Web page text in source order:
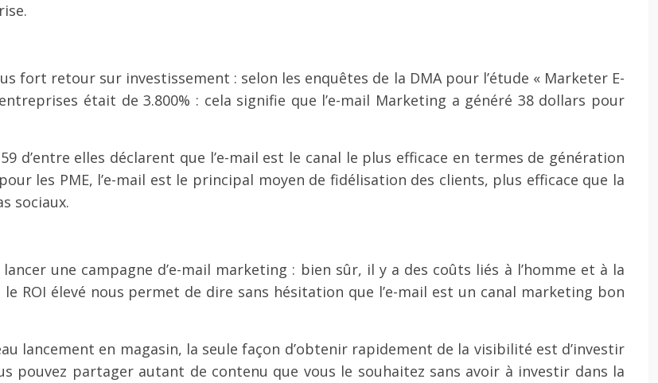
fort retour sur investissement : selon les enquêtes de la DMA pour l’étude « Marketer E-
était de 3.800% : cela signifie que l’e-mail Marketing a généré 38 dollars pour
d’entre elles déclarent que l’e-mail est le canal le plus efficace en termes de génération
les PME, l’e-mail est le principal moyen de fidélisation des clients, plus efficace que la
sociaux.
une campagne d’e-mail marketing : bien sûr, il y a des coûts liés à l’homme et à la
ROI élevé nous permet de dire sans hésitation que l’e-mail est un canal marketing bon
lancement en magasin, la seule façon d’obtenir rapidement de la visibilité est d’investir
pouvez partager autant de contenu que vous le souhaitez sans avoir à investir dans la